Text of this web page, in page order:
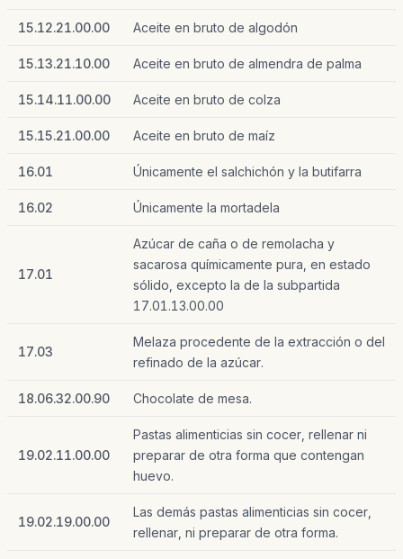
15.12.21.00.00 Aceite en bruto de algodón
15.13.21.10.00 Aceite en bruto de almendra de palma
15.14.11.00.00 Aceite en bruto de colza
15.15.21.00.00 Aceite en bruto de maíz
16.01 Únicamente el salchichón y la butifarra
16.02 Únicamente la mortadela
17.01
Azúcar de caña o de remolacha y
sacarosa químicamente pura, en estado
sólido, excepto la de la subpartida
17.01.13.00.00
17.03
Melaza procedente de la extracción o del
refinado de la azúcar.
18.06.32.00.90 Chocolate de mesa.
19.02.11.00.00
Pastas alimenticias sin cocer, rellenar ni
preparar de otra forma que contengan
huevo.
19.02.19.00.00
Las demás pastas alimenticias sin cocer,
rellenar, ni preparar de otra forma.